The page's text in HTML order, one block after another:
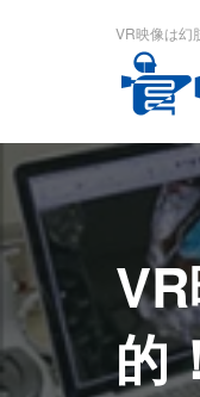
VR映像は幻
的